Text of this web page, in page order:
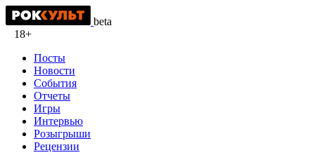
beta
18+
Посты
Новости
События
Отчеты
Игры
Интервью
Розыгрыши
Рецензии